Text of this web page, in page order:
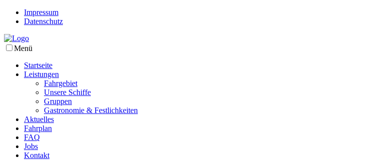
Impressum
Datenschutz
Menü
Startseite
Leistungen
Fahrgebiet
Unsere Schiffe
Gruppen
Gastronomie & Festlichkeiten
Aktuelles
Fahrplan
FAQ
Jobs
Kontakt